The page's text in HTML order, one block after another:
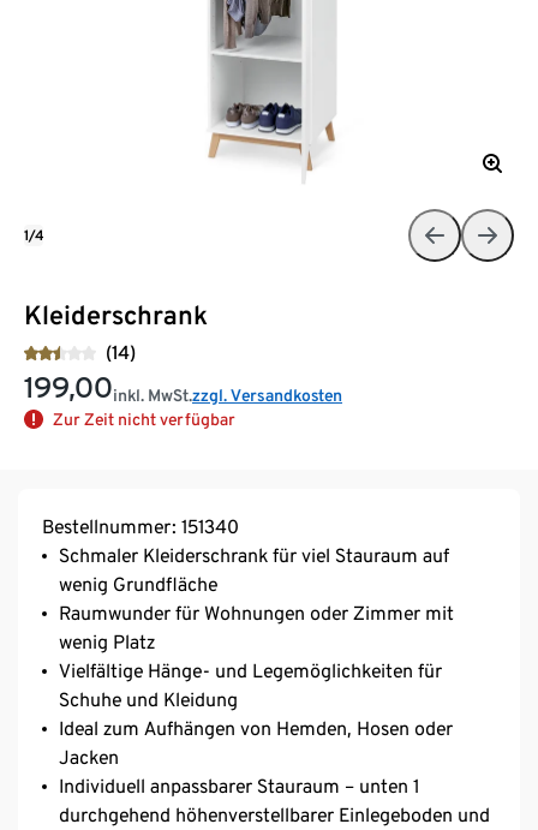
Kleiderschrank
(14)
199,00inkl. MwSt.zzgl. Versandkosten
Zur Zeit nicht verfügbar
1/4
Bestellnummer: 151340
Schmaler Kleiderschrank für viel Stauraum auf
wenig Grundfläche
Raumwunder für Wohnungen oder Zimmer mit
wenig Platz
Vielfältige Hänge- und Legemöglichkeiten für
Schuhe und Kleidung
Ideal zum Aufhängen von Hemden, Hosen oder
Jacken
Individuell anpassbarer Stauraum – unten 1
durchgehend höhenverstellbarer Einlegeboden und